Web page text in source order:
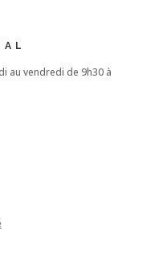
au vendredi de 9h30 à